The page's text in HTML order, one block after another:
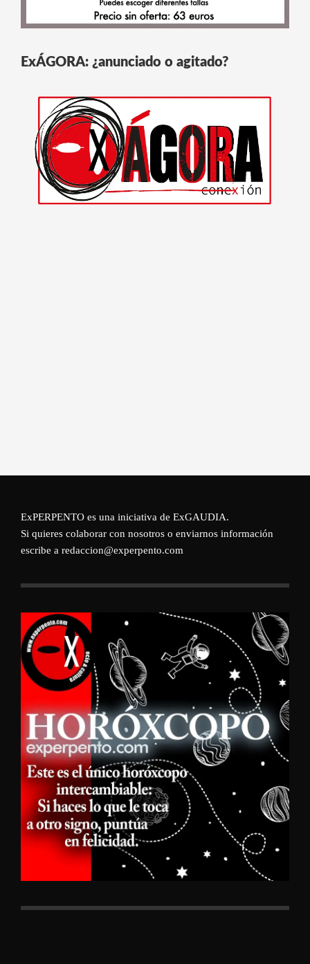
ExÁGORA: ¿anunciado o agitado?
ExPERPENTO es una iniciativa de ExGAUDIA.
Si quieres colaborar con nosotros o enviarnos información
escribe a redaccion@experpento.com